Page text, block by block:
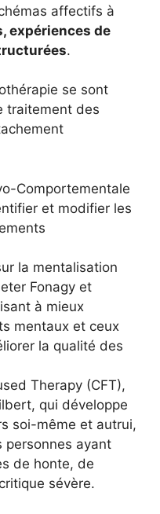
affectifs à
expériences de
.
se sont
traitement des
Comportementale
et modifier les
la mentalisation
Fonagy et
à mieux
mentaux et ceux
la qualité des
Therapy (CFT),
qui développe
soi-même et autrui,
personnes ayant
de honte, de
sévère.